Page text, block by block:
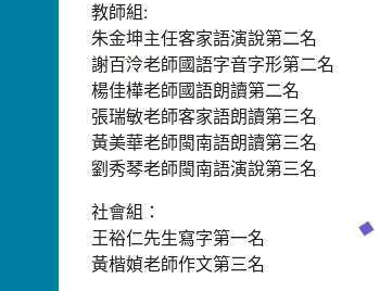
教師組:
朱金坤主任客家語演說第二名
謝百泠老師國語字音字形第二名
楊佳樺老師國語朗讀第二名
張瑞敏老師客家語朗讀第三名
黃美華老師閩南語朗讀第三名
劉秀琴老師閩南語演說第三名
社會組：
王裕仁先生寫字第一名
黃楷媜老師作文第三名